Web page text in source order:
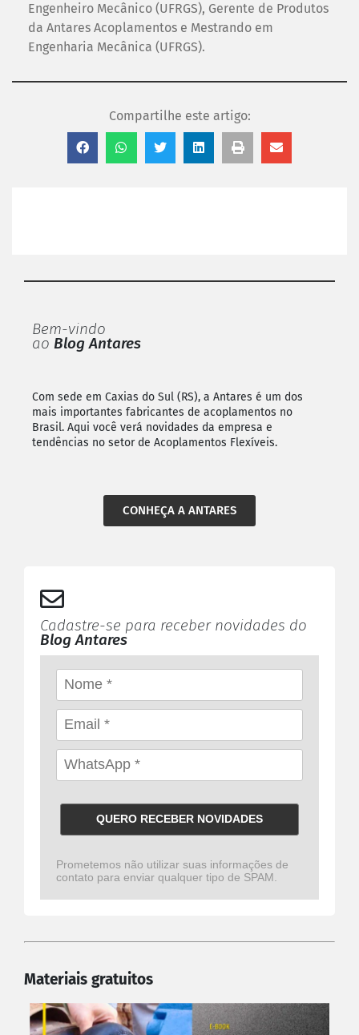
Engenheiro Mecânico (UFRGS), Gerente de Produtos
da Antares Acoplamentos e Mestrando em
Engenharia Mecânica (UFRGS).
Compartilhe este artigo:
Bem-vindo
ao Blog Antares
Com sede em Caxias do Sul (RS), a Antares é um dos
mais importantes fabricantes de acoplamentos no
Brasil. Aqui você verá novidades da empresa e
tendências no setor de Acoplamentos Flexíveis.
CONHEÇA A ANTARES
Cadastre-se para receber novidades do
Blog Antares
QUERO RECEBER NOVIDADES
Prometemos não utilizar suas informações de
contato para enviar qualquer tipo de SPAM.
Materiais gratuitos